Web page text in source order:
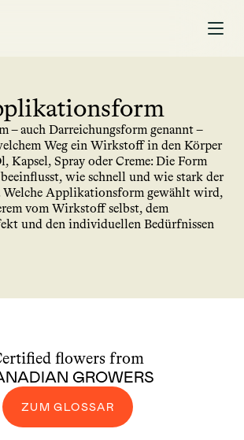
– auch Darreichungsform genannt –
Weg ein Wirkstoff in den Körper
Kapsel, Spray oder Creme: Die Form
wie schnell und wie stark der
Applikationsform gewählt wird,
vom Wirkstoff selbst, dem
und den individuellen Bedürfnissen
flowers from
GROWERS
ZUM GLOSSAR